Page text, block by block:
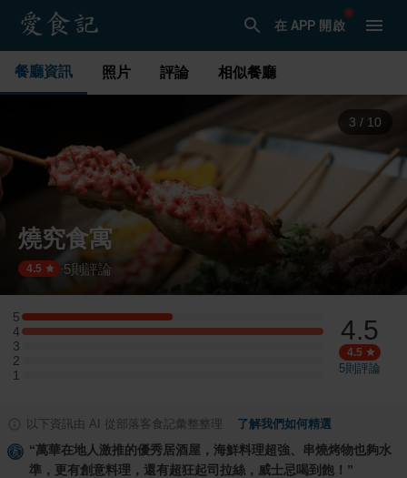
在 APP 開啟
餐廳資訊 照片 評論 相似餐廳
3 / 10
燒究食寓
4.5 5則評論
5
5 星：1 則評論
4
4 星：2 則評論
3
3 星：0 則評論
2
2 星：0 則評論
1
1 星：0 則評論
4.5
4.5
5則評論
以下資訊由 AI 從部落客食記彙整整理 了解我們如何精選
“萬華在地人激推的優秀居酒屋，海鮮料理超強、串燒烤物也夠水
準，更有創意料理，還有超狂起司拉絲，威士忌喝到飽！ ”